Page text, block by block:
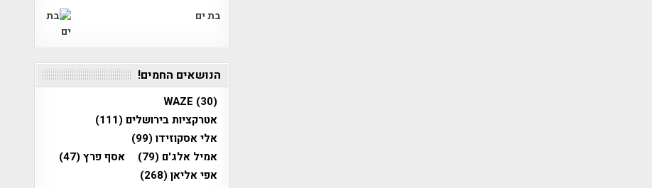
בת ים
הנושאים החמים!
WAZE (30)
אטרקציות בירושלים (111)
אלי אסקוזידו(99)
אמיל אלג'ם (79) אסף פרץ(47)
אפי אליאן(268)